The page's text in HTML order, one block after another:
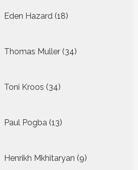
Eden Hazard 18
producten
Thomas Muller 34
producten
Toni Kroos 34
producten
Paul Pogba 13
producten
Henrikh Mkhitaryan 9
producten